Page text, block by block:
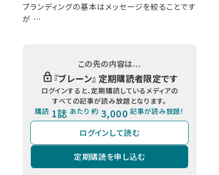
ブランディングの基本はメッセージを絞ることです
が …
この先の内容は...
『ブレーン』 定期購読者限定です
ログインすると、定期購読しているメディアの
すべての記事が読み放題となります。
購読 1誌 あたり 約 3,000 記事が読み放題！
ログインして読む
定期購読を申し込む